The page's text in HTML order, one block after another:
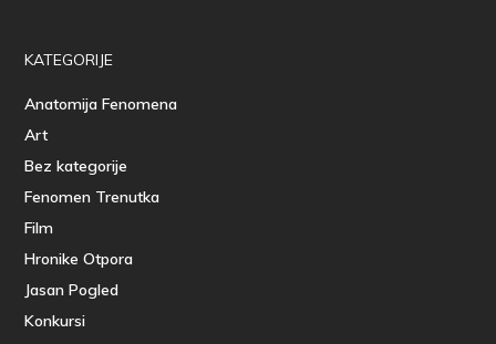
KATEGORIJE
Anatomija Fenomena
Art
Bez kategorije
Fenomen Trenutka
Film
Hronike Otpora
Jasan Pogled
Konkursi